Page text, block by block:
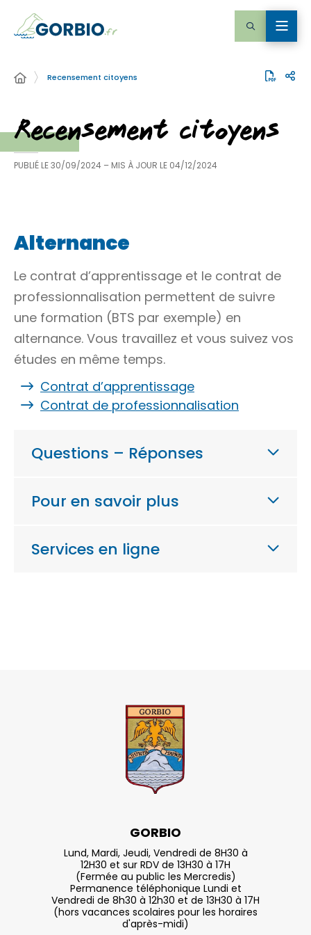
Recensement citoyens
Recensement citoyens
PUBLIÉ LE30/09/2024 – MIS À JOUR LE 04/12/2024
Alternance
Le contrat d’apprentissage et le contrat de
professionnalisation permettent de suivre
une formation (BTS par exemple) en
alternance. Vous travaillez et vous suivez vos
études en même temps.
Contrat d’apprentissage
Contrat de professionnalisation
Questions – Réponses
Pour en savoir plus
Services en ligne
GORBIO
Lund, Mardi, Jeudi, Vendredi de 8H30 à
12H30 et sur RDV de 13H30 à 17H
(Fermée au public les Mercredis)
Permanence téléphonique Lundi et
Vendredi de 8h30 à 12h30 et de 13H30 à 17H
(hors vacances scolaires pour les horaires
d'après-midi)